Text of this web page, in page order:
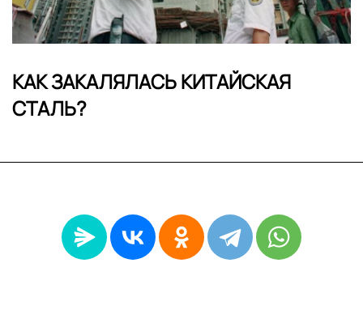
КАК ЗАКАЛЯЛАСЬ КИТАЙСКАЯ
СТАЛЬ?